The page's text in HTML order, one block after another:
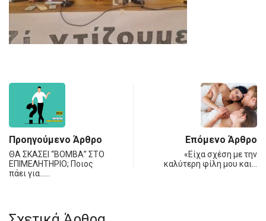
Προηγούμενο Άρθρο
ΘΑ ΣΚΑΣΕΙ “ΒΟΜΒΑ” ΣΤΟ
ΕΠΙΜΕΛΗΤΗΡΙΟ; Ποιος
πάει για……
Επόμενο Άρθρο
«Είχα σχέση με την
καλύτερη φίλη μου και…